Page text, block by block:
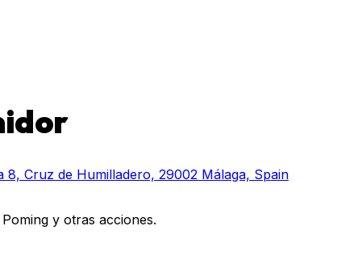
8, Cruz de Humilladero, 29002 Málaga, Spain
y otras acciones.